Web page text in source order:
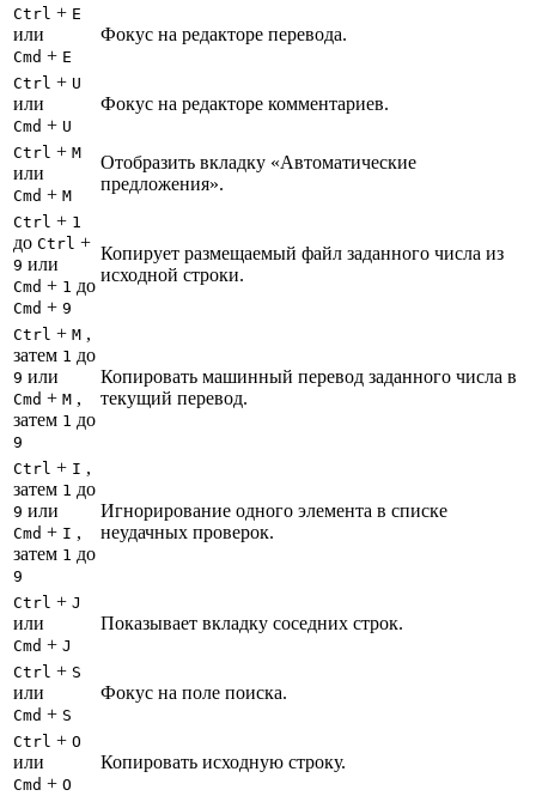
Ctrl + E
или
Cmd + E
Фокус на редакторе перевода.
Ctrl + U
или
Cmd + U
Фокус на редакторе комментариев.
Ctrl + M
или
Cmd + M
Отобразить вкладку «Автоматические
предложения».
Ctrl + 1
до Ctrl +
9 или
Cmd + 1 до
Cmd + 9
Копирует размещаемый файл заданного числа из
исходной строки.
Ctrl + M ,
затем 1 до
9 или
Cmd + M ,
затем 1 до
9
Копировать машинный перевод заданного числа в
текущий перевод.
Ctrl + I ,
затем 1 до
9 или
Cmd + I ,
затем 1 до
9
Игнорирование одного элемента в списке
неудачных проверок.
Ctrl + J
или
Cmd + J
Показывает вкладку соседних строк.
Ctrl + S
или
Cmd + S
Фокус на поле поиска.
Ctrl + O
или
Cmd + O
Копировать исходную строку.